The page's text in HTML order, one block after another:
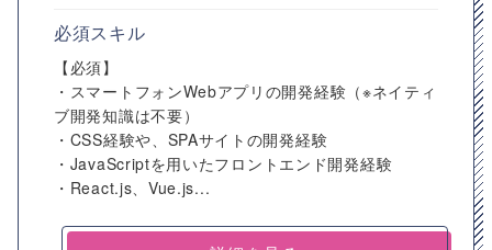
必須スキル
【必須】
・スマートフォンWebアプリの開発経験（※ネイティ
ブ開発知識は不要）
・CSS経験や、SPAサイトの開発経験
・JavaScriptを用いたフロントエンド開発経験
・React.js、Vue.js...